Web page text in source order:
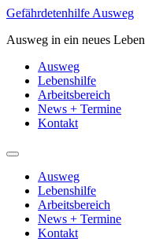
Zum
springen
Gefährdetenhilfe Ausweg
Ausweg in ein neues Leben
Ausweg
Lebenshilfe
Arbeitsbereich
News + Termine
Kontakt
Ausweg
Lebenshilfe
Arbeitsbereich
News + Termine
Kontakt